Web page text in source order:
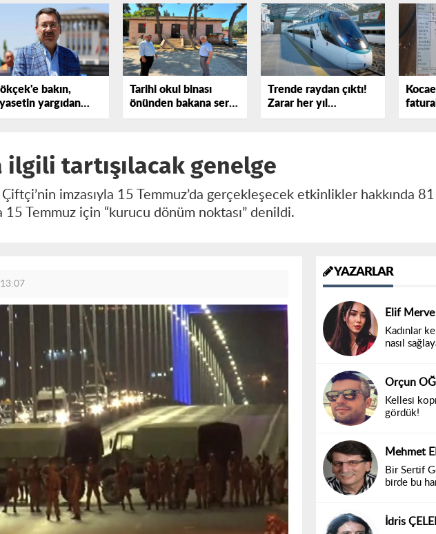
bakın,
yargıdan
çekmediğini
Tarihi okul binası
önünden bakana sert
tepki gösterdi!
Trende raydan çıktı!
Zarar her yıl
katlanıyor
iddiası
ilgili tartışılacak genelge
imzasıyla 15 Temmuz’da gerçekleşecek etkinlikler hakkında
15 Temmuz için “kurucu dönüm noktası” denildi.
YAZARLAR
Elif Merve
Kadınlar
nasıl
Orçun
Kellesi
gördük!
Mehmet
Bir Sertif
birde bu
İdris